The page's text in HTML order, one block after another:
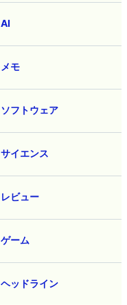
AI
メモ
ソフトウェア
サイエンス
レビュー
ゲーム
ヘッドライン